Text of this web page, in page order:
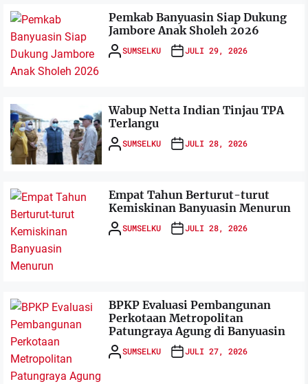
Pemkab Banyuasin Siap Dukung
Jambore Anak Sholeh 2026
SUMSELKU JULI 29, 2026
Wabup Netta Indian Tinjau TPA
Terlangu
SUMSELKU JULI 28, 2026
Empat Tahun Berturut-turut
Kemiskinan Banyuasin Menurun
SUMSELKU JULI 28, 2026
BPKP Evaluasi Pembangunan
Perkotaan Metropolitan
Patungraya Agung di Banyuasin
SUMSELKU JULI 27, 2026